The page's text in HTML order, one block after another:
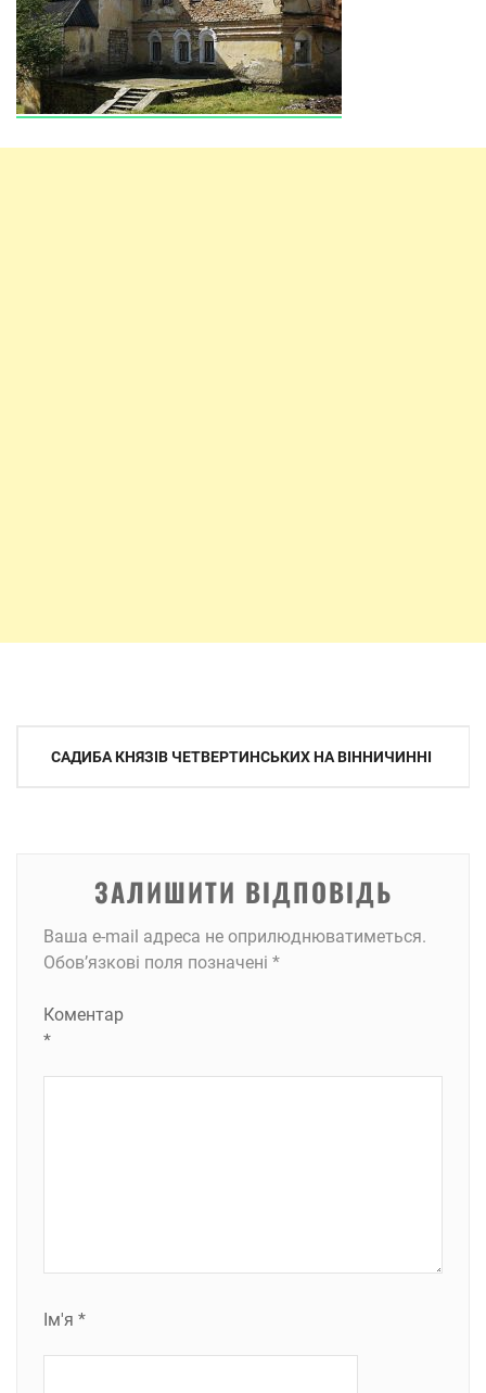
Навігація
САДИБА КНЯЗІВ ЧЕТВЕРТИНСЬКИХ НА ВІННИЧИННІ
ЗАЛИШИТИ ВІДПОВІДЬ
Ваша e-mail адреса не оприлюднюватиметься.
Обов’язкові поля позначені *
Коментар
*
Ім'я *